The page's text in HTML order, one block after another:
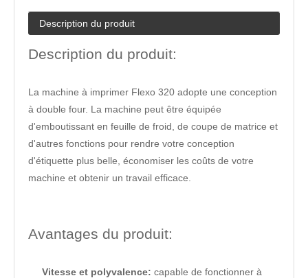
Description du produit
Description du produit:
La machine à imprimer Flexo 320 adopte une conception
à double four. La machine peut être équipée
d'emboutissant en feuille de froid, de coupe de matrice et
d'autres fonctions pour rendre votre conception
d'étiquette plus belle, économiser les coûts de votre
machine et obtenir un travail efficace.
Avantages du produit:
Vitesse et polyvalence: capable de fonctionner à